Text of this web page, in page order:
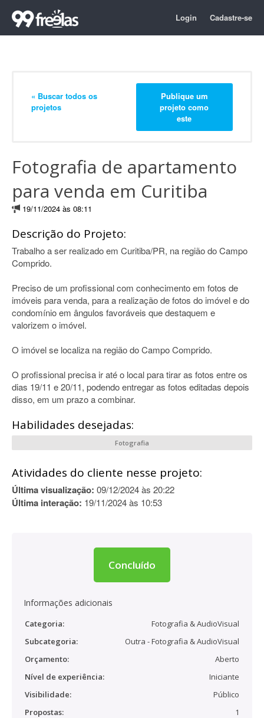
Login Cadastre-se
« Buscar todos os
projetos
Publique um
projeto como
este
Fotografia de apartamento
para venda em Curitiba
19/11/2024 às 08:11
Descrição do Projeto:
Trabalho a ser realizado em Curitiba/PR, na região do Campo
Comprido.
Preciso de um profissional com conhecimento em fotos de
imóveis para venda, para a realização de fotos do imóvel e do
condomínio em ângulos favoráveis que destaquem e
valorizem o imóvel.
O imóvel se localiza na região do Campo Comprido.
O profissional precisa ir até o local para tirar as fotos entre os
dias 19/11 e 20/11, podendo entregar as fotos editadas depois
disso, em um prazo a combinar.
Habilidades desejadas:
Fotografia
Atividades do cliente nesse projeto:
Última visualização: 09/12/2024 às 20:22
Última interação: 19/11/2024 às 10:53
Concluído
Informações adicionais
Categoria:
Fotografia & AudioVisual
Subcategoria:
Outra - Fotografia & AudioVisual
Orçamento:
Aberto
Nível de experiência:
Iniciante
Visibilidade:
Público
Propostas:
1